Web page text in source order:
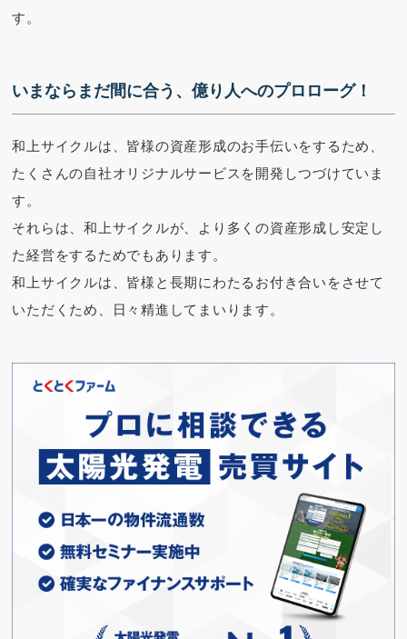
す。
いまならまだ間に合う、億り人へのプロローグ！
和上サイクルは、皆様の資産形成のお手伝いをするため、
たくさんの自社オリジナルサービスを開発しつづけていま
す。
それらは、和上サイクルが、より多くの資産形成し安定し
た経営をするためでもあります。
和上サイクルは、皆様と長期にわたるお付き合いをさせて
いただくため、日々精進してまいります。